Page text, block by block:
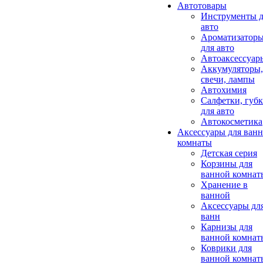
Автотовары
Инструменты
авто
для авто
Аккумуляторы,
свечи, лампы
Автохимия
Салфетки,
для авто
Автокосметика
Аксессуары для
комнаты
Детская серия
Корзины для
ванной
Хранение в
ванной
Аксессуары
ванн
Карнизы для
ванной
Коврики для
ванной